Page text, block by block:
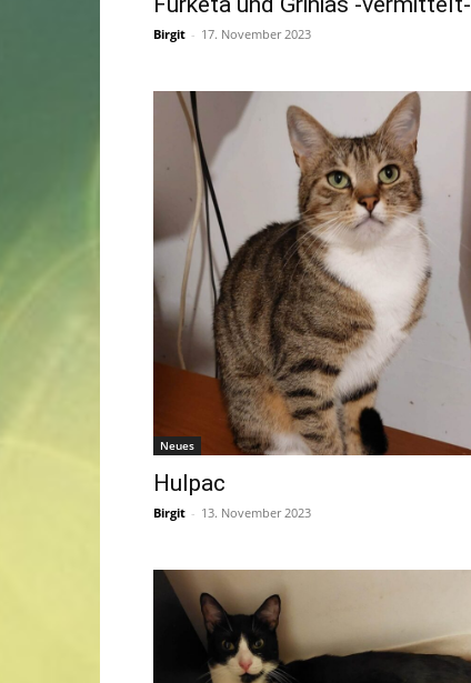
Birgit - 17. November 2023
Neues
Hulpac
Birgit - 13. November 2023